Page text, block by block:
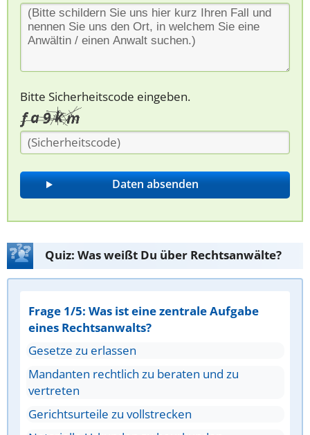
Bitte Sicherheitscode eingeben.
Quiz: Was weißt Du über Rechtsanwälte?
Frage 1/5: Was ist eine zentrale Aufgabe
eines Rechtsanwalts?
Gesetze zu erlassen
Mandanten rechtlich zu beraten und zu
vertreten
Gerichtsurteile zu vollstrecken